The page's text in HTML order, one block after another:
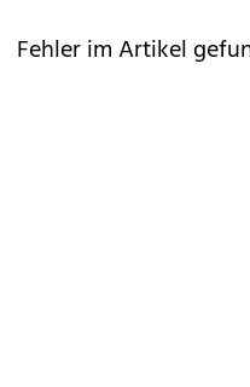
Fehler im Artikel